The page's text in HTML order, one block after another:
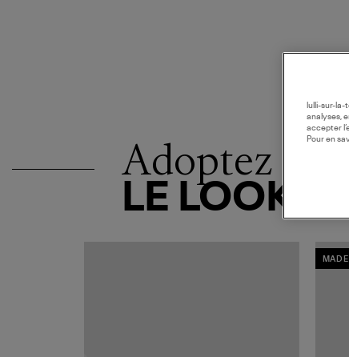
Adoptez
LE LOOK
lulli-sur-la-
analyses,
accepter
Pour en